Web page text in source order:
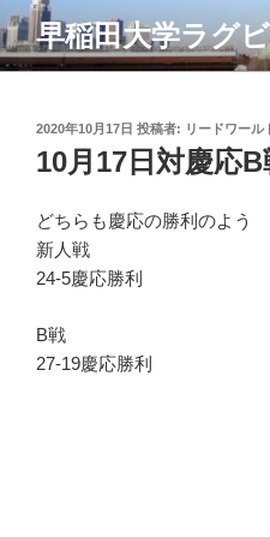
コ
ン
テ
早稲田大学ラグ
投
稿
日:
2020年10月17日 投稿者: リードワール
10月17日対慶応
どちらも慶応の勝利のよう
新人戦
24-5慶応勝利
B戦
27-19慶応勝利